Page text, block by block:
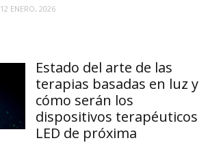
12 ENERO, 2026
Estado del arte de las
terapias basadas en luz y
cómo serán los
dispositivos terapéuticos
LED de próxima